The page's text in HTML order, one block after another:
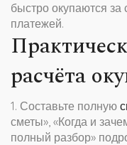
быстро окупаются
платежей.
расчёта
1. Составьте полную
сметы», «Когда и
полный разбор»